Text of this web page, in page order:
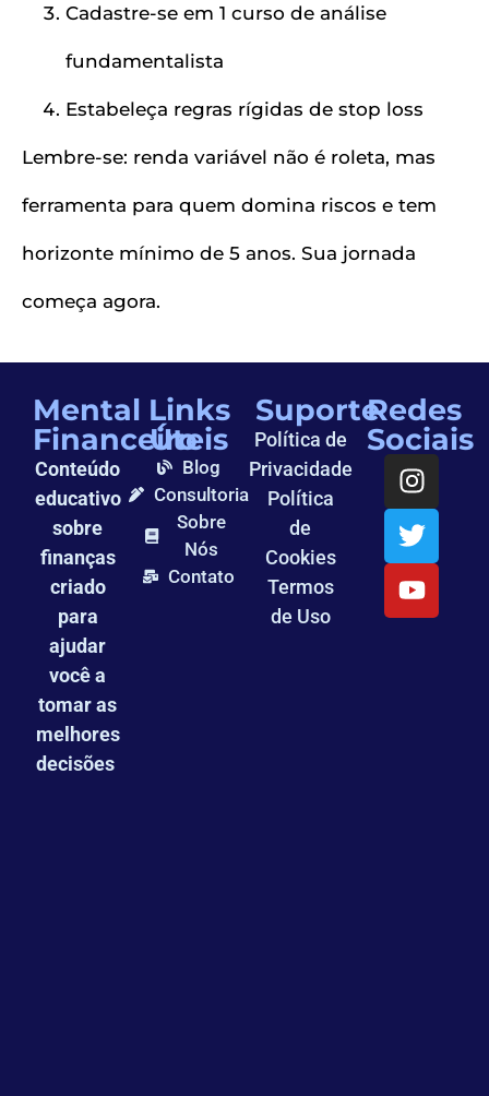
Cadastre-se em 1 curso de análise
fundamentalista
Estabeleça regras rígidas de stop loss
Lembre-se: renda variável não é roleta, mas
ferramenta para quem domina riscos e tem
horizonte mínimo de 5 anos. Sua jornada
começa agora.
Mental
Financeiro
Conteúdo
educativo
sobre
finanças
criado
para
ajudar
você a
tomar as
melhores
decisões
Links
Úteis
Blog
Consultoria
Sobre
Nós
Contato
Suporte
Política de
Privacidade
Política
de
Cookies
Termos
de Uso
Redes
Sociais